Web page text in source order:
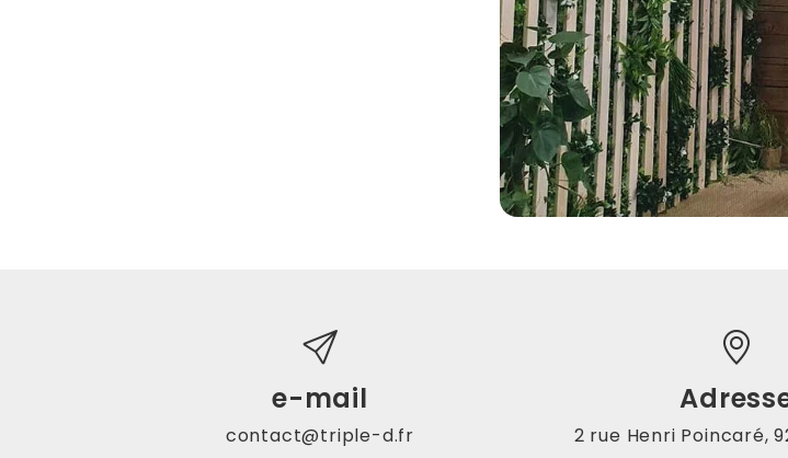
e-mail
contact@triple-d.fr 2 rue Henri Poincaré,